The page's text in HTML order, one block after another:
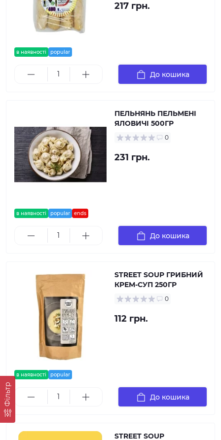
Фільтр
в наявності popular
217 грн.
До кошика
в наявності popular ends
ПЕЛЬНЯНЬ ПЕЛЬМЕНІ
ЯЛОВИЧІ 500ГР
0
231 грн.
До кошика
в наявності popular
STREET SOUP ГРИБНИЙ
КРЕМ-СУП 250ГР
0
112 грн.
До кошика
STREET SOUP